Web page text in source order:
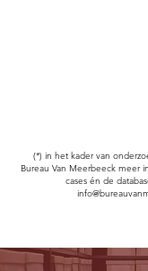
(*) in het kader van
Bureau Van Meerbeeck meer
cases én de